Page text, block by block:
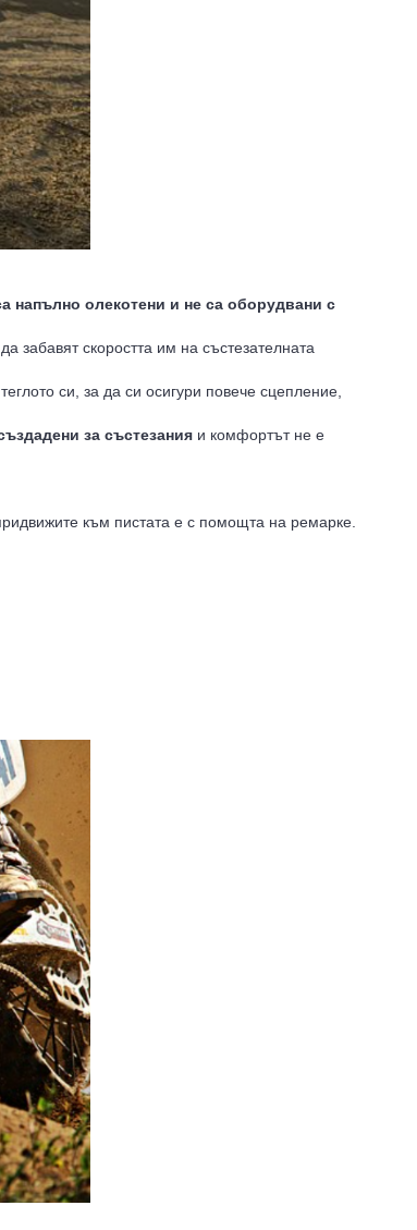
напълно олекотени и не са оборудвани с
забавят скоростта им на състезателната
си, за да си осигури повече сцепление,
за състезания и комфортът не е
към пистата е с помощта на ремарке.